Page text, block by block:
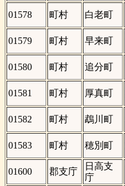
01578
町村 白老町
01579
町村 早来町
01580
町村 追分町
01581
町村 厚真町
01582
町村 鵡川町
01583
町村 穂別町
01600
郡支庁
日高支
庁